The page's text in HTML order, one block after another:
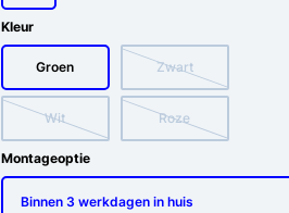
Kleur
Groen Zwart
Wit Roze
Montageoptie
Binnen 3 werkdagen in huis